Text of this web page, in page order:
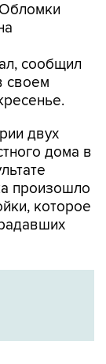
Обломки
сообщил
своем
двух
дома в
произошло
которое